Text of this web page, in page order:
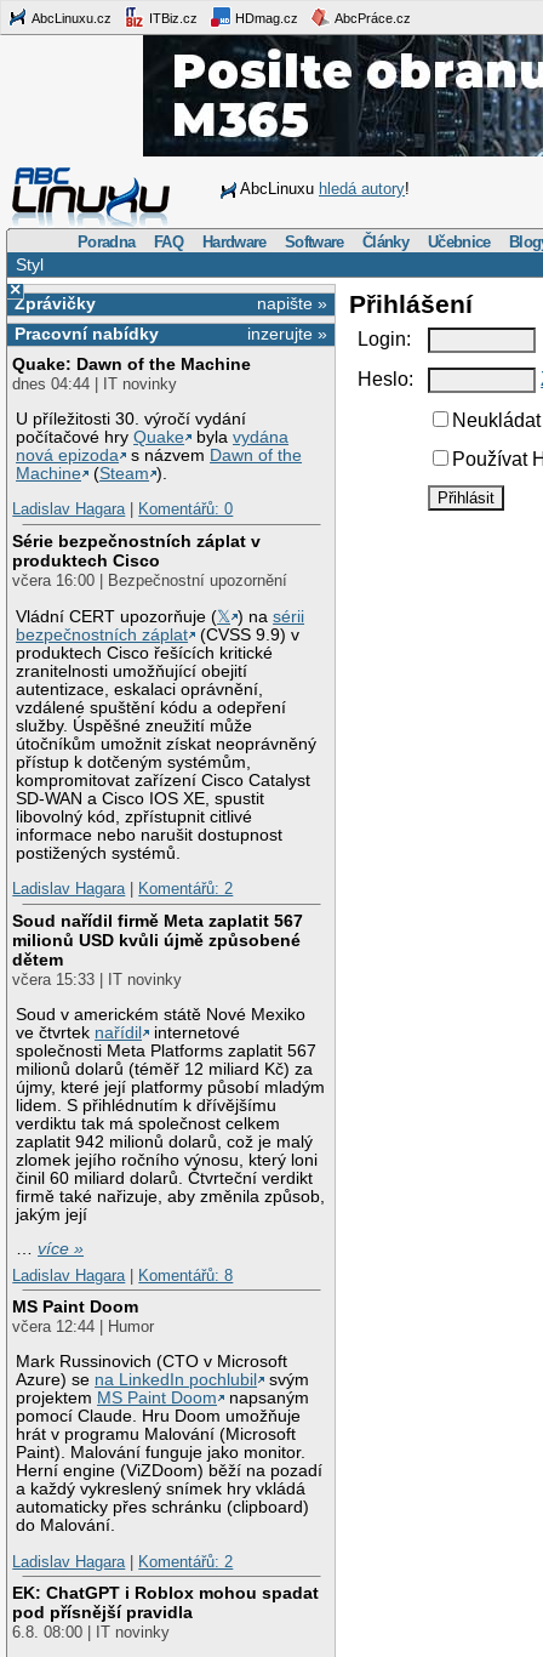
AbcLinuxu.cz ITBiz.cz HDmag.cz AbcPráce.cz
AbcLinuxu hledá autory!
Poradna FAQ Hardware Software Články Učebnice
Styl
×
napište »
Zprávičky
inzerujte »
Pracovní nabídky
Quake: Dawn of the Machine
dnes 04:44 | IT novinky
U příležitosti 30. výročí vydání
počítačové hryQuake bylavydána
nová epizoda
s názvem Dawn of the
Machine
(Steam ).
Ladislav Hagara| Komentářů: 0
Série bezpečnostních záplat v
produktech Cisco
včera 16:00 | Bezpečnostní upozornění
Vládní CERT upozorňuje (𝕏 ) nasérii
bezpečnostních záplat
(CVSS 9.9) v
produktech Cisco řešících kritické
zranitelnosti umožňující obejití
autentizace, eskalaci oprávnění,
vzdálené spuštění kódu a odepření
služby. Úspěšné zneužití může
útočníkům umožnit získat neoprávněný
přístup k dotčeným systémům,
kompromitovat zařízení Cisco Catalyst
SD-WAN a Cisco IOS XE, spustit
libovolný kód, zpřístupnit citlivé
informace nebo narušit dostupnost
postižených systémů.
Ladislav Hagara| Komentářů: 2
Soud nařídil firmě Meta zaplatit 567
milionů USD kvůli újmě způsobené
dětem
včera 15:33 | IT novinky
Soud v americkém státě Nové Mexiko
ve čtvrtek nařídil
internetové
společnosti Meta Platforms zaplatit 567
milionů dolarů (téměř 12 miliard Kč) za
újmy, které její platformy působí mladým
lidem. S přihlédnutím k dřívějšímu
verdiktu tak má společnost celkem
zaplatit 942 milionů dolarů, což je malý
zlomek jejího ročního výnosu, který loni
činil 60 miliard dolarů. Čtvrteční verdikt
firmě také nařizuje, aby změnila způsob,
jakým její
…více »
Ladislav Hagara
Komentářů: 8
MS Paint Doom
včera 12:44 | Humor
Mark Russinovich (CTO v Microsoft
Azure) se na LinkedIn pochlubil
svým
projektem MS Paint Doom
napsaným
pomocí Claude. Hru Doom umožňuje
hrát v programu Malování (Microsoft
Paint). Malování funguje jako monitor.
Herní engine (ViZDoom) běží na pozadí
a každý vykreslený snímek hry vkládá
automaticky přes schránku (clipboard)
do Malování.
Ladislav Hagara
Komentářů: 2
EK: ChatGPT i Roblox mohou spadat
pod přísnější pravidla
6.8. 08:00 | IT novinky
Přihlášení
Login:
Heslo:
Používat